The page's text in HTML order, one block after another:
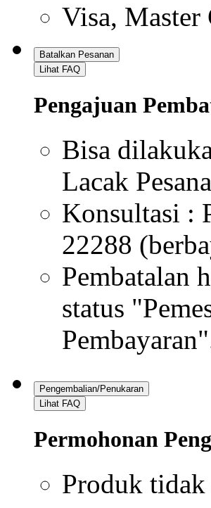
diubah
Pengiriman"
di nomor
0232
Pembayaran
Metode
Kartu
Kartu yang
Visa, Master
Lihat FAQ
Bisa
Lacak